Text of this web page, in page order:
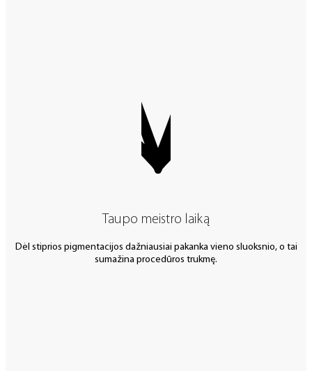
Taupo meistro laiką
Dėl stiprios pigmentacijos dažniausiai pakanka vieno sluoksnio, o tai
sumažina procedūros trukmę.